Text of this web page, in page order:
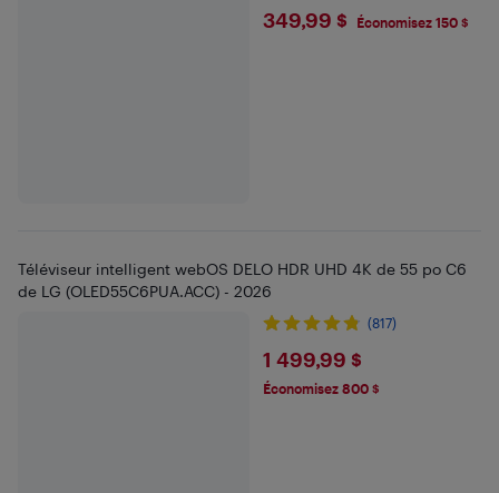
$349.99
349,99 $ Économisez 150 $
Téléviseur intelligent webOS DELO HDR UHD 4K de 55 po C6
de LG (OLED55C6PUA.ACC) - 2026
(817)
$1499.99
1 499,99 $
Économisez 800 $